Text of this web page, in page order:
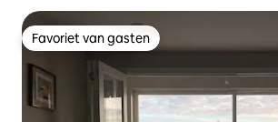
Favoriet van gasten
Favoriet van gasten